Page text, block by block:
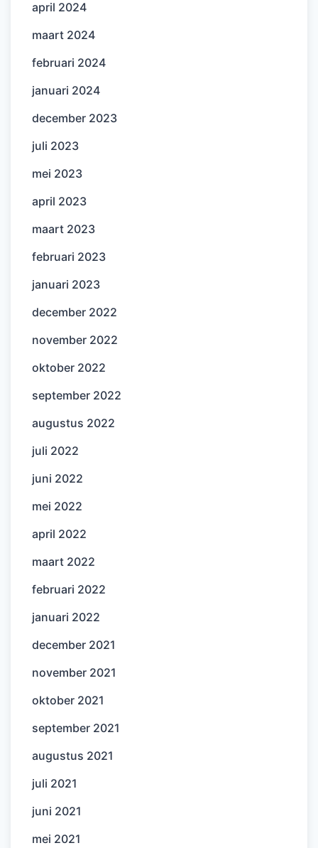
april 2024
maart 2024
februari 2024
januari 2024
december 2023
juli 2023
mei 2023
april 2023
maart 2023
februari 2023
januari 2023
december 2022
november 2022
oktober 2022
september 2022
augustus 2022
juli 2022
juni 2022
mei 2022
april 2022
maart 2022
februari 2022
januari 2022
december 2021
november 2021
oktober 2021
september 2021
augustus 2021
juli 2021
juni 2021
mei 2021